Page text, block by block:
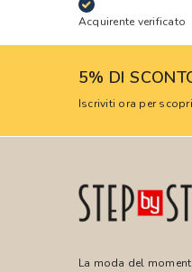
Acquirente verificato
5% DI
Iscriviti ora per
La moda del